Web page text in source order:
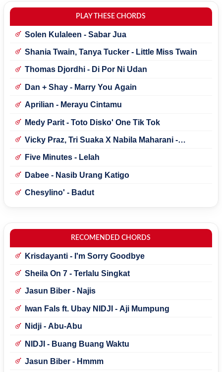
PLAY THESE CHORDS
Solen Kulaleen - Sabar Jua
Shania Twain, Tanya Tucker - Little Miss Twain
Thomas Djordhi - Di Por Ni Udan
Dan + Shay - Marry You Again
Aprilian - Merayu Cintamu
Medy Parit - Toto Disko' One Tik Tok
Vicky Praz, Tri Suaka X Nabila Maharani -
Five Minutes - Lelah
Dabee - Nasib Urang Katigo
Chesylino' - Badut
RECOMENDED CHORDS
Krisdayanti - I'm Sorry Goodbye
Sheila On 7 - Terlalu Singkat
Jasun Biber - Najis
Iwan Fals ft. Ubay NIDJI - Aji Mumpung
Nidji - Abu-Abu
NIDJI - Buang Buang Waktu
Jasun Biber - Hmmm